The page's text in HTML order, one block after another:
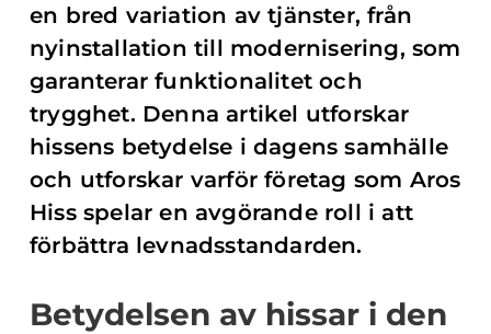
en bred variation av tjänster, från
nyinstallation till modernisering, som
garanterar funktionalitet och
trygghet. Denna artikel utforskar
hissens betydelse i dagens samhälle
och utforskar varför företag som Aros
Hiss spelar en avgörande roll i att
förbättra levnadsstandarden.
Betydelsen av hissar i den